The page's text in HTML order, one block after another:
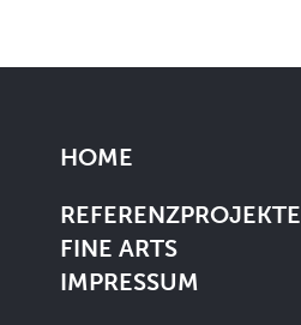
HOME
REFERENZPROJEKTE
FINE ARTS
IMPRESSUM